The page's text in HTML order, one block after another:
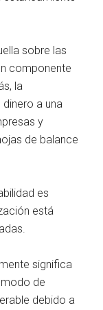
sobre las
componente
la
a una
y
de balance
es
está
significa
de
debido a